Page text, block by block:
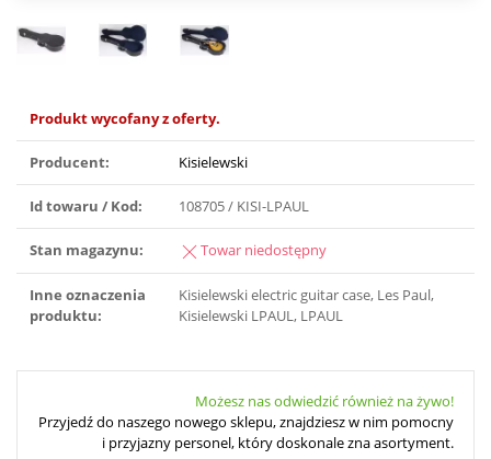
Produkt wycofany z oferty.
Producent: Kisielewski
Id towaru / Kod: 108705 / KISI-LPAUL
Stan magazynu: Towar niedostępny
Inne oznaczenia
produktu:
Kisielewski electric guitar case, Les Paul,
Kisielewski LPAUL, LPAUL
Możesz nas odwiedzić również na żywo!
Przyjedź do naszego nowego sklepu, znajdziesz w nim pomocny
i przyjazny personel, który doskonale zna asortyment.